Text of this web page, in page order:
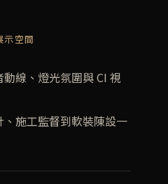
示空間
線、燈光氛圍與 CI 視
施工監督到軟裝陳設一